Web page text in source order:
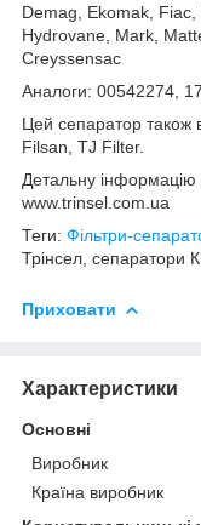
Demag, Ekomak,
Hydrovane, Mark,
Creyssensac
Аналоги: 00542274,
Цей сепаратор також
Filsan, TJ Filter.
Детальну
www.trinsel.com.ua
Теги: Фільтри-
Трінсел, сепаратори
Приховати
Характеристики
Основні
Виробник
Країна виробник